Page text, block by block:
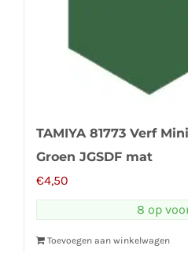
TAMIYA 81773 Verf
Groen JGSDF mat
€4,50
8 op
Toevoegen aan winkelwagen